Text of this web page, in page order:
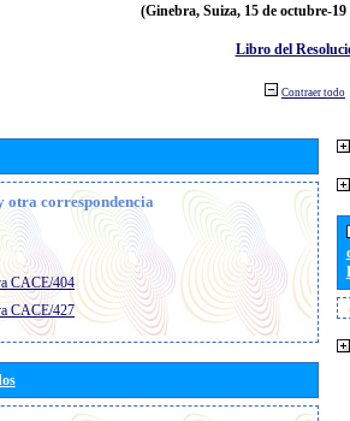
(Ginebra, Suiza, 15 de octubre-19
Libro del
Contraer todo
otra correspondencia
CACE/404
CACE/427